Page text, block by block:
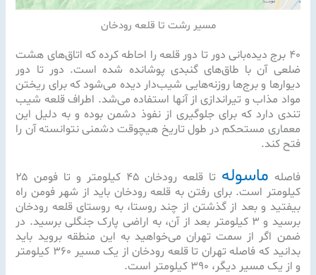
مسیر رشت تا قلعه رودخان
۴۰ برج دیده‌بانی دور تا دور قلعه را احاطه کرده که اتاق‌های هشت
ضلعی آن با طاق‌های گنبدی پوشانده شده است. دور تا دور
دیوارها و برج‌ها روزنه‌هایی شیب‌دار دیده می‌شود که برای ریختن
مواد مذاب و تیراندازی از آنها استفاده می‌شد. اطراف قلعه شیب
تندی دارد که برای جلوگیری از نفوذ دشمن بوده و به دلیل این
معماری مستحکم در طول تاریخ هیچوقت دشمنی نتوانسته آن را
فتح کند.
فاصله ماسوله
تا قلعه رودخان ۴۵ کیلومتر و تا فومن ۲۵
کیلومتر است. برای رفتن به قلعه رودخان باید از شهر فومن راه
بیفتید و بعد از گذشتن از چند روستا، به روستای قلعه رودخان
برسید و ۳ کیلومتر بعد از آن، به اراضی پارک جنگلی برسید. در
ضمن اگر از سمت تهران می‌خواهید به این منطقه بروید باید
بدانید که فاصله تهران تا قلعه رودخان از یک مسیر ۳۶۰ کیلومتر
و از یک مسیر دیگر، ۳۹۰ کیلومتر است.